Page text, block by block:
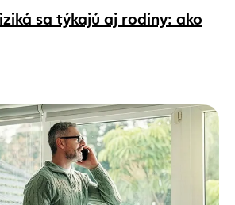
sa týkajú aj rodiny: ako